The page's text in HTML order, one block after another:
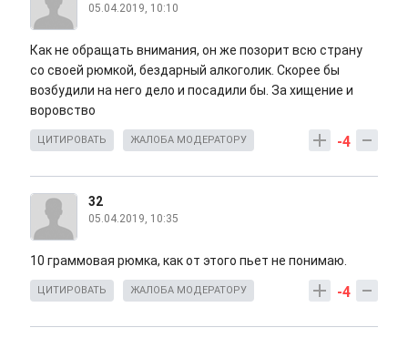
05.04.2019, 10:10
Как не обращать внимания, он же позорит всю страну
со своей рюмкой, бездарный алкоголик. Скорее бы
возбудили на него дело и посадили бы. За хищение и
воровство
-4
ЦИТИРОВАТЬ ЖАЛОБА МОДЕРАТОРУ
32
05.04.2019, 10:35
10 граммовая рюмка, как от этого пьет не понимаю.
-4
ЦИТИРОВАТЬ ЖАЛОБА МОДЕРАТОРУ